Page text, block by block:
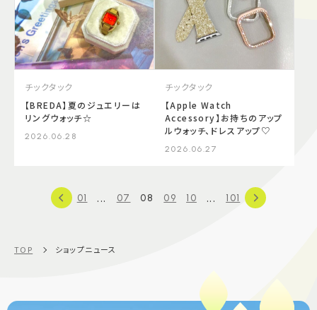
チックタック
【BREDA】夏のジュエリーは
リングウォッチ☆
2026.06.28
チックタック
【Apple Watch
Accessory】お持ちのアップ
ルウォッチ、ドレスアップ♡
2026.06.27
01 ... 07 08 09 10 ... 101
TOP ショップニュース